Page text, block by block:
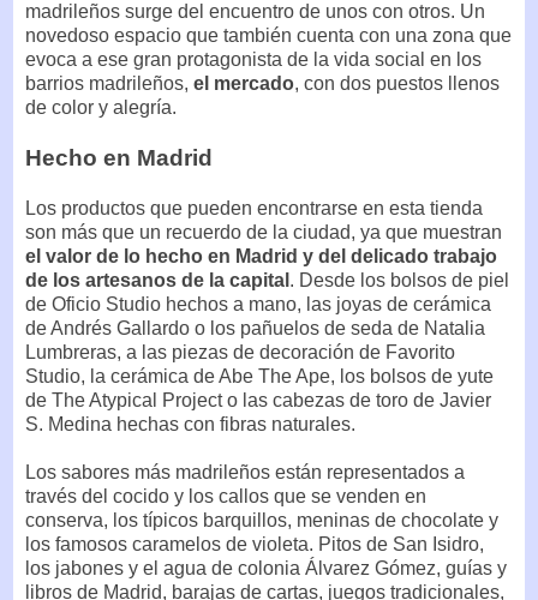
madrileños surge del encuentro de unos con otros. Un
novedoso espacio que también cuenta con una zona que
evoca a ese gran protagonista de la vida social en los
barrios madrileños, el mercado, con dos puestos llenos
de color y alegría.
Hecho en Madrid
Los productos que pueden encontrarse en esta tienda
son más que un recuerdo de la ciudad, ya que muestran
el valor de lo hecho en Madrid y del delicado trabajo
de los artesanos de la capital . Desde los bolsos de piel
de Oficio Studio hechos a mano, las joyas de cerámica
de Andrés Gallardo o los pañuelos de seda de Natalia
Lumbreras, a las piezas de decoración de Favorito
Studio, la cerámica de Abe The Ape, los bolsos de yute
de The Atypical Project o las cabezas de toro de Javier
S. Medina hechas con fibras naturales.
Los sabores más madrileños están representados a
través del cocido y los callos que se venden en
conserva, los típicos barquillos, meninas de chocolate y
los famosos caramelos de violeta. Pitos de San Isidro,
los jabones y el agua de colonia Álvarez Gómez, guías y
libros de Madrid, barajas de cartas, juegos tradicionales,